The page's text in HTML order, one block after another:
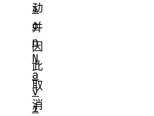
动
并
因
此
取
消
i
o
n
N
a
v
i